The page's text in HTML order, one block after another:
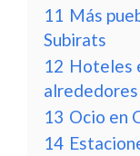
11 Más
Subirats
12 Hoteles
alrededores
13 Ocio en
14